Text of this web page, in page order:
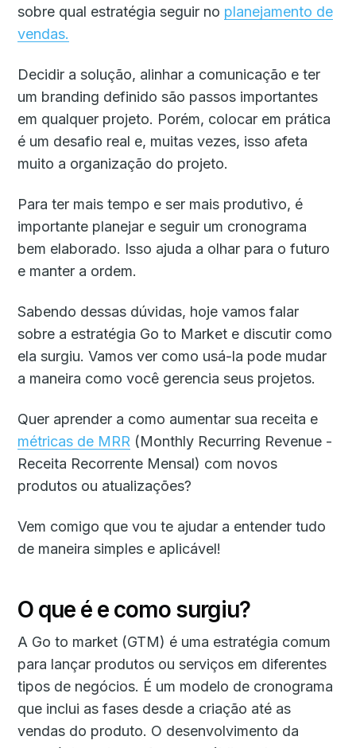
sobre qual estratégia seguir no planejamento de
vendas.
Decidir a solução, alinhar a comunicação e ter
um branding definido são passos importantes
em qualquer projeto. Porém, colocar em prática
é um desafio real e, muitas vezes, isso afeta
muito a organização do projeto.
Para ter mais tempo e ser mais produtivo, é
importante planejar e seguir um cronograma
bem elaborado. Isso ajuda a olhar para o futuro
e manter a ordem.
Sabendo dessas dúvidas, hoje vamos falar
sobre a estratégia Go to Market e discutir como
ela surgiu. Vamos ver como usá-la pode mudar
a maneira como você gerencia seus projetos.
Quer aprender a como aumentar sua receita e
métricas de MRR (Monthly Recurring Revenue -
Receita Recorrente Mensal) com novos
produtos ou atualizações?
Vem comigo que vou te ajudar a entender tudo
de maneira simples e aplicável!
O que é e como surgiu?
A Go to market (GTM) é uma estratégia comum
para lançar produtos ou serviços em diferentes
tipos de negócios. É um modelo de cronograma
que inclui as fases desde a criação até as
vendas do produto. O desenvolvimento da